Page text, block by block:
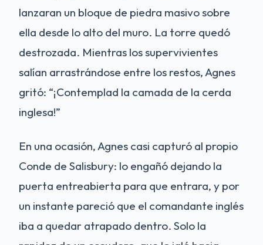
lanzaran un bloque de piedra masivo sobre
ella desde lo alto del muro. La torre quedó
destrozada. Mientras los supervivientes
salían arrastrándose entre los restos, Agnes
gritó: “¡Contemplad la camada de la cerda
inglesa!”
En una ocasión, Agnes casi capturó al propio
Conde de Salisbury: lo engañó dejando la
puerta entreabierta para que entrara, y por
un instante pareció que el comandante inglés
iba a quedar atrapado dentro. Solo la